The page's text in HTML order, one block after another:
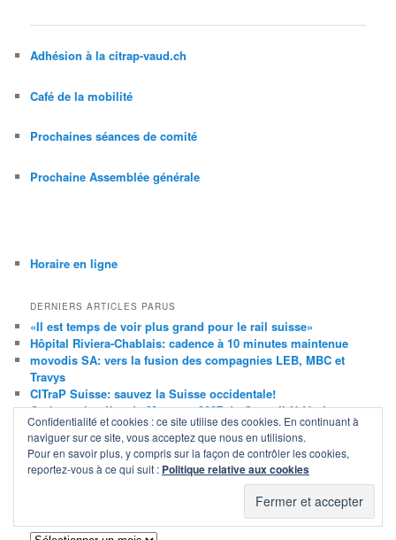
Adhésion à la citrap-vaud.ch
Café de la mobilité
Prochaines séances de comité
Prochaine Assemblée générale
Horaire en ligne
DERNIERS ARTICLES PARUS
«Il est temps de voir plus grand pour le rail suisse»
Hôpital Riviera-Chablais: cadence à 10 minutes maintenue
movodis SA: vers la fusion des compagnies LEB, MBC et
Travys
CITraP Suisse: sauvez la Suisse occidentale!
Ombre et lumière du Message 2027 du Conseil fédéral
Ligne nouvelle Genève–Lausanne: tracé du tunnel Perroy–
Morges dévoilé
TGV: nouvelle liaison Bâle–Strasbourg–Bruxelles dès 2027
Projet d’horaire 2027: prise de position de la citrap-vaud
Confidentialité et cookies : ce site utilise des cookies. En continuant à
naviguer sur ce site, vous acceptez que nous en utilisions.
Pour en savoir plus, y compris sur la façon de contrôler les cookies,
reportez-vous à ce qui suit : Politique relative aux cookies